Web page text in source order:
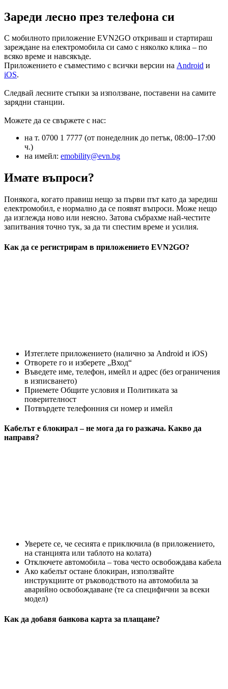
Зареди лесно през телефона си
С мобилното приложение EVN2GO откриваш и стартираш
зареждане на електромобила си само с няколко клика – по
всяко време и навсякъде.
Приложението е съвместимо с всички версии на Android и
iOS.
Следвай лесните стъпки за използване, поставени на самите
зарядни станции.
Можете да се свържете с нас:
на т. 0700 1 7777 (от понеделник до петък, 08:00–17:00
ч.)
на имейл: emobility@evn.bg
Имате въпроси?
Понякога, когато правиш нещо за първи път като да заредиш
електромобил, е нормално да се появят въпроси. Може нещо
да изглежда ново или неясно. Затова събрахме най-честите
запитвания точно тук, за да ти спестим време и усилия.
Как да се регистрирам в приложението EVN2GO?
Изтеглете приложението (налично за Android и iOS)
Отворете го и изберете „Вход“
Въведете име, телефон, имейл и адрес (без ограничения
в изписването)
Приемете Общите условия и Политиката за
поверителност
Потвърдете телефонния си номер и имейл
Кабелът е блокирал – не мога да го разкачa. Какво да
направя?
Уверете се, че сесията е приключила (в приложението,
на станцията или таблото на колата)
Отключете автомобила – това често освобождава кабела
Ако кабелът остане блокиран, използвайте
инструкциите от ръководството на автомобила за
аварийно освобождаване (те са специфични за всеки
модел)
Как да добавя банкова карта за плащане?